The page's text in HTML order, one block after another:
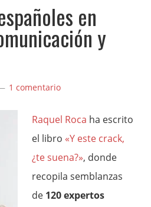
en
y
1 comentario
Raquel Roca ha escrito
el libro «Y este crack,
¿te suena?», donde
recopila semblanzas
de 120 expertos